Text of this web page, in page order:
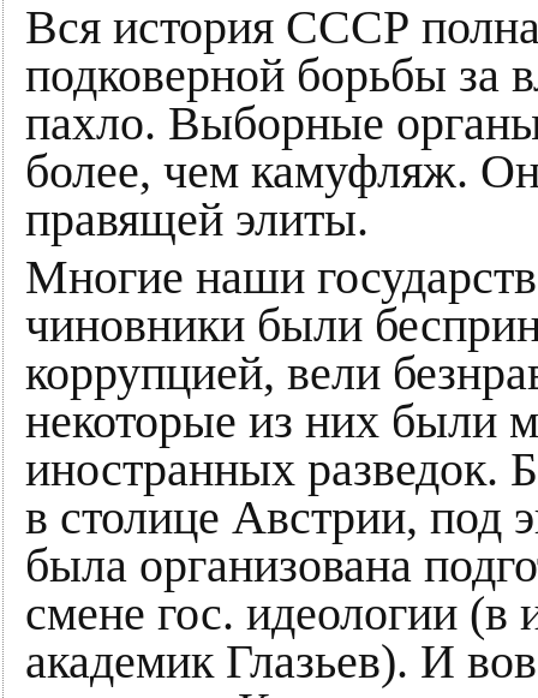
Вся история СССР
подковерной борьбы за
пахло. Выборные
более, чем камуфляж.
правящей элиты.
Многие наши
чиновники были
коррупцией, вели
некоторые из них были
иностранных разведок.
в столице Австрии, под
была организована
смене гос. идеологии
академик Глазьев). И